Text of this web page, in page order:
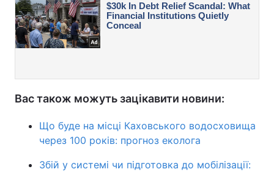
Вас також можуть зацікавити новини:
Що буде на місці Каховського водосховища
через 100 років: прогноз еколога
Збій у системі чи підготовка до мобілізації: